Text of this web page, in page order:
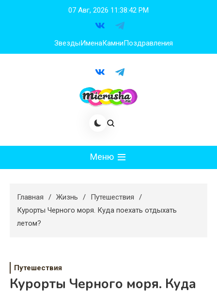
07 Авг, 2026 11:38:43 PM
ЗвездыИменаКамниПоздравления
Меню
Худеем
Психология
Дом
Главная Жизнь
Путешествия
Курорты Черного моря. Куда поехать отдыхать
летом?
Путешествия
Курорты Черного моря. Куда